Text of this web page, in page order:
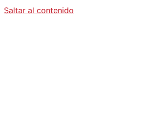
Saltar al contenido